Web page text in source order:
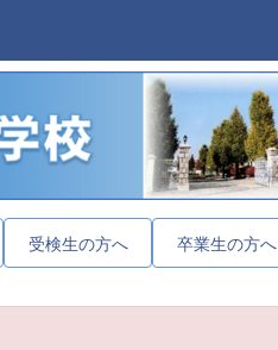
受検生の方へ 卒業生の方へ